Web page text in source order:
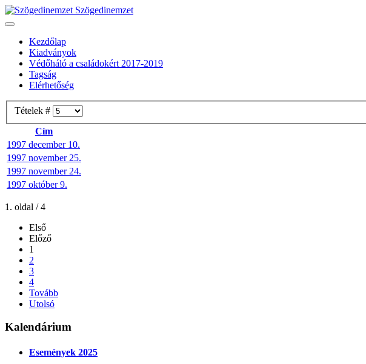
Szögedinemzet
Kezdőlap
Kiadványok
Védőháló a családokért 2017-2019
Tagság
Elérhetőség
Tételek #
Cím
1997 december 10.
1997 november 25.
1997 november 24.
1997 október 9.
1. oldal / 4
Első
Előző
1
2
3
4
Tovább
Utolsó
Kalendárium
Események 2025